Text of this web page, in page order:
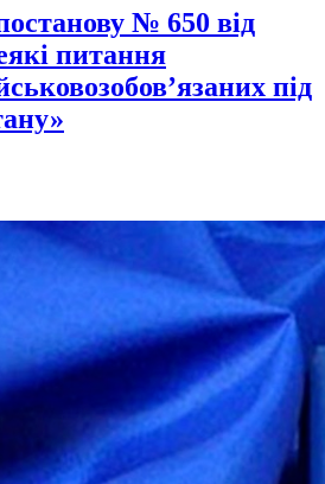
№ 650 від
питання
під